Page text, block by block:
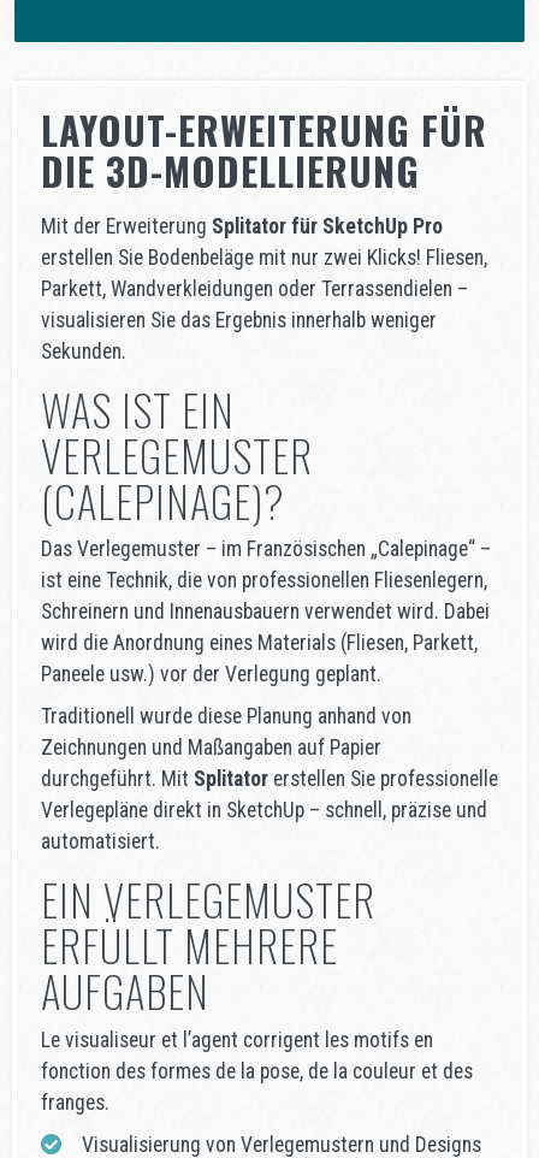
LAYOUT-ERWEITERUNG FÜR
DIE 3D-MODELLIERUNG
Mit der Erweiterung Splitator für SketchUp Pro
erstellen Sie Bodenbeläge mit nur zwei Klicks! Fliesen,
Parkett, Wandverkleidungen oder Terrassendielen –
visualisieren Sie das Ergebnis innerhalb weniger
Sekunden.
WAS IST EIN
VERLEGEMUSTER
(CALEPINAGE)?
Das Verlegemuster – im Französischen „Calepinage“ –
ist eine Technik, die von professionellen Fliesenlegern,
Schreinern und Innenausbauern verwendet wird. Dabei
wird die Anordnung eines Materials (Fliesen, Parkett,
Paneele usw.) vor der Verlegung geplant.
Traditionell wurde diese Planung anhand von
Zeichnungen und Maßangaben auf Papier
durchgeführt. Mit Splitator erstellen Sie professionelle
Verlegepläne direkt in SketchUp – schnell, präzise und
automatisiert.
EIN VERLEGEMUSTER
ERFÜLLT MEHRERE
AUFGABEN
Le visualiseur et l’agent corrigent les motifs en
fonction des formes de la pose, de la couleur et des
franges.
Visualisierung von Verlegemustern und Designs